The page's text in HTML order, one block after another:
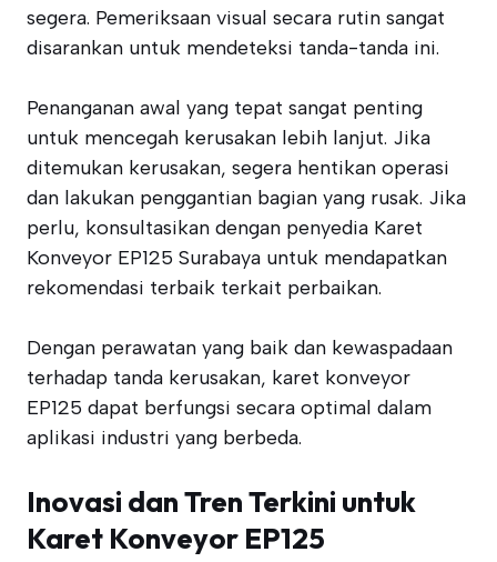
segera. Pemeriksaan visual secara rutin sangat
disarankan untuk mendeteksi tanda-tanda ini.
Penanganan awal yang tepat sangat penting
untuk mencegah kerusakan lebih lanjut. Jika
ditemukan kerusakan, segera hentikan operasi
dan lakukan penggantian bagian yang rusak. Jika
perlu, konsultasikan dengan penyedia Karet
Konveyor EP125 Surabaya untuk mendapatkan
rekomendasi terbaik terkait perbaikan.
Dengan perawatan yang baik dan kewaspadaan
terhadap tanda kerusakan, karet konveyor
EP125 dapat berfungsi secara optimal dalam
aplikasi industri yang berbeda.
Inovasi dan Tren Terkini untuk
Karet Konveyor EP125